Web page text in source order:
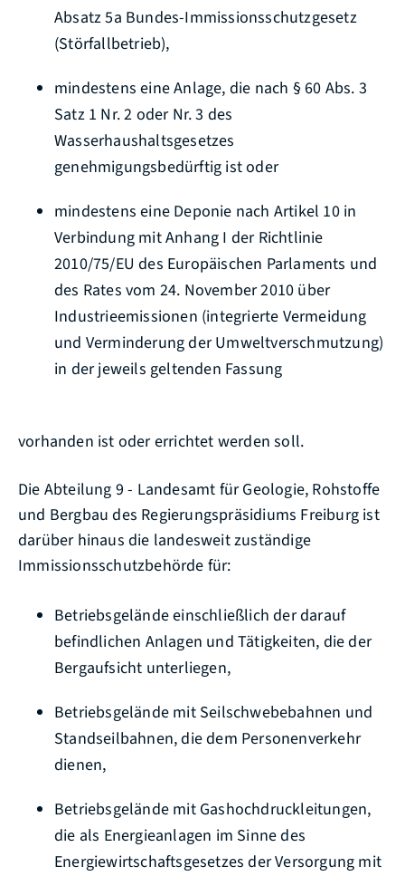
Absatz 5a Bundes-Immissionsschutzgesetz
(Störfallbetrieb),
mindestens eine Anlage, die nach § 60 Abs. 3
Satz 1 Nr. 2 oder Nr. 3 des
Wasserhaushaltsgesetzes
genehmigungsbedürftig ist oder
mindestens eine Deponie nach Artikel 10 in
Verbindung mit Anhang I der Richtlinie
2010/75/EU des Europäischen Parlaments und
des Rates vom 24. November 2010 über
Industrieemissionen (integrierte Vermeidung
und Verminderung der Umweltverschmutzung)
in der jeweils geltenden Fassung
vorhanden ist oder errichtet werden soll.
Die Abteilung 9 - Landesamt für Geologie, Rohstoffe
und Bergbau des Regierungspräsidiums Freiburg ist
darüber hinaus die landesweit zuständige
Immissionsschutzbehörde für:
Betriebsgelände einschließlich der darauf
befindlichen Anlagen und Tätigkeiten, die der
Bergaufsicht unterliegen,
Betriebsgelände mit Seilschwebebahnen und
Standseilbahnen, die dem Personenverkehr
dienen,
Betriebsgelände mit Gashochdruckleitungen,
die als Energieanlagen im Sinne des
Energiewirtschaftsgesetzes der Versorgung mit